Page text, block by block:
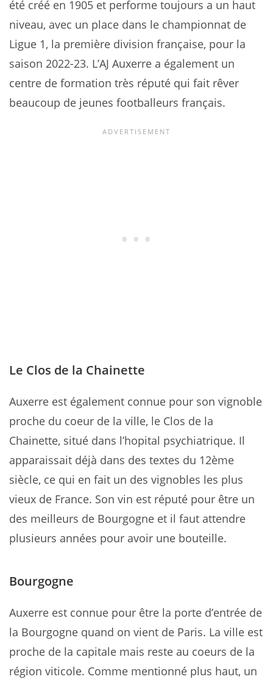
été créé en 1905 et performe toujours a un haut
niveau, avec un place dans le championnat de
Ligue 1, la première division française, pour la
saison 2022-23. L’AJ Auxerre a également un
centre de formation très réputé qui fait rêver
beaucoup de jeunes footballeurs français.
Le Clos de la Chainette
Auxerre est également connue pour son vignoble
proche du coeur de la ville, le Clos de la
Chainette, situé dans l’hopital psychiatrique. Il
apparaissait déjà dans des textes du 12ème
siècle, ce qui en fait un des vignobles les plus
vieux de France. Son vin est réputé pour être un
des meilleurs de Bourgogne et il faut attendre
plusieurs années pour avoir une bouteille.
Bourgogne
Auxerre est connue pour être la porte d’entrée de
la Bourgogne quand on vient de Paris. La ville est
proche de la capitale mais reste au coeurs de la
région viticole. Comme mentionné plus haut, un